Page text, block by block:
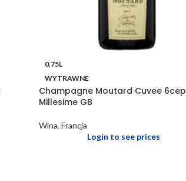
0,75L
WYTRAWNE
Champagne Moutard Cuvee 6cep
Millesime GB
Wina, Francja
Login to see prices